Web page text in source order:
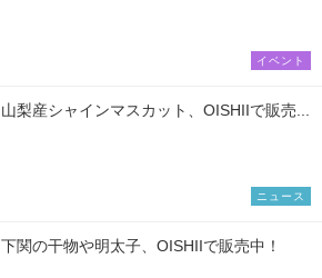
イベント
山梨産シャインマスカット、OISHIIで販売...
ニュース
下関の干物や明太子、OISHIIで販売中！